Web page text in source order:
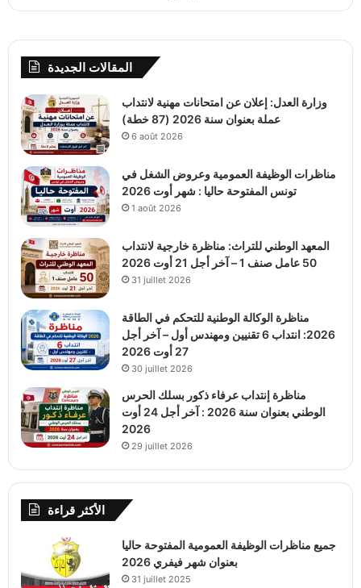
المقالات الجديدة
وزارة العدل: إعلان عن امتحانات مهنية لانتداب
عملة بعنوان سنة 2026 (87 خطة)
6 août 2026
مناظرات الوظيفة العمومية وعروض الشغل في
تونس المفتوحة حاليا : شهر أوت 2026
1 août 2026
المعهد الوطني للتراث: مناظرة خارجية لانتداب
50 عامل صنف 1 – آخر أجل 21 أوت 2026
31 juillet 2026
مناظرة الوكالة الوطنية للتحكم في الطاقة
2026: انتداب 6 تقنيين ومهندس أول – آخر أجل
27 أوت 2026
30 juillet 2026
مناظرة إنتداب عرفاء ذكور بسلك الحرس
الوطني بعنوان سنة 2026 : آخر أجل 24 أوت
2026
29 juillet 2026
الأكثر قراءة
جميع مناظرات الوظيفة العمومية المفتوحة حاليا
بعنوان شهر فيفري 2026
31 juillet 2025